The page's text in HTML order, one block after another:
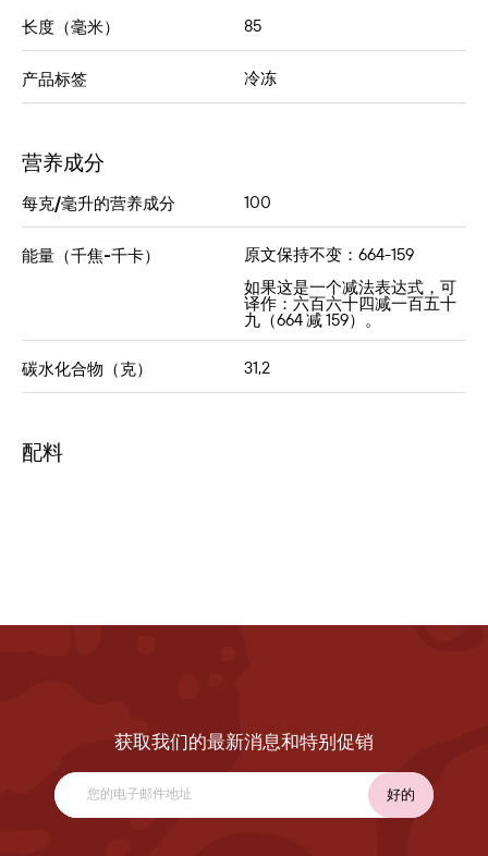
长度（毫米） 85
产品标签 冷冻
营养成分
每克/毫升的营养成分 100
能量（千焦-千卡）
原文保持不变：664-159
如果这是一个减法表达式，可
译作：六百六十四减一百五十
九（664 减 159）。
碳水化合物（克） 31,2
配料
获取我们的最新消息和特别促销